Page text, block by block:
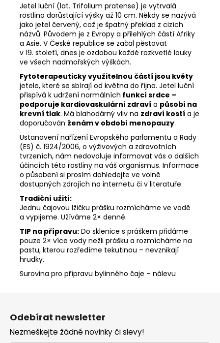
Jetel luční (lat. Trifolium pratense) je vytrvalá
rostlina dorůstající výšky až 10 cm. Někdy se nazývá
jako jetel červený, což je špatný překlad z cizích
názvů. Původem je z Evropy a přilehlých částí Afriky
a Asie. V České republice se začal pěstovat
v 19. století, dnes je ozdobou každé rozkvetlé louky
ve všech nadmořských výškách.
Fytoterapeuticky využitelnou částí jsou květy
jetele, které se sbírají od května do října. Jetel luční
přispívá k udržení normálních funkcí srdce –
podporuje kardiovaskulární zdraví a působí na
krevní tlak. Má blahodárný vliv na zdraví kostí a je
doporučován ženám v období menopauzy.
Ustanovení nařízení Evropského parlamentu a Rady
(ES) č. 1924/2006, o výživových a zdravotních
tvrzeních, nám nedovoluje informovat vás o dalších
účincích této rostliny na váš organismus. Informace
o působení si prosím dohledejte ve volně
dostupných zdrojích na internetu či v literatuře.
Tradiční užití:
Jednu čajovou lžičku prášku rozmícháme ve vodě
a vypijeme. Užíváme 2× denně.
TIP na přípravu: Do sklenice s práškem přidáme
pouze 2× více vody nežli prášku a rozmícháme na
pastu, kterou rozředíme tekutinou – nevznikají
hrudky.
Surovina pro přípravu bylinného čaje – nálevu
Z
Odebírat newsletter
Nezmeškejte žádné novinky či slevy!